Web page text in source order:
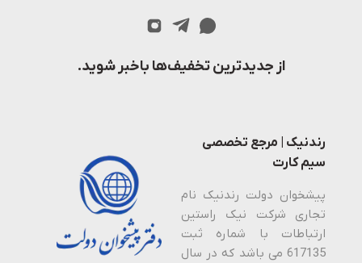
از جدیدترین تخفیف‌ها باخبر شوید.
رندنیک | مرجع تخصصی
سیم کارت
پیشخوان دولت رندنیک نام
تجاری شرکت نیک راستین
ارتباطات با شماره ثبت
617135 می باشد که در سال